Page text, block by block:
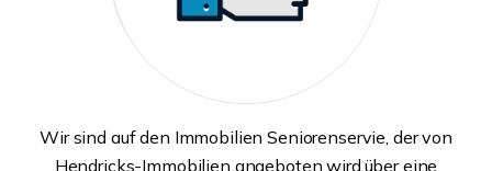
Wir sind auf den Immobilien Seniorenservie, der von
Hendricks-Immobilien angeboten wird,über eine